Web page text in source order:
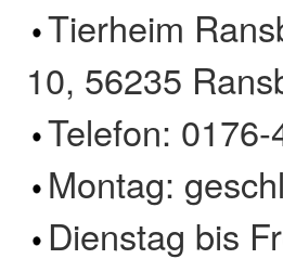
Tierheim
10, 56235
Telefon:
Montag:
Dienstag bis